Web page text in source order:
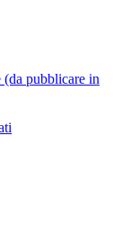
(da pubblicare in